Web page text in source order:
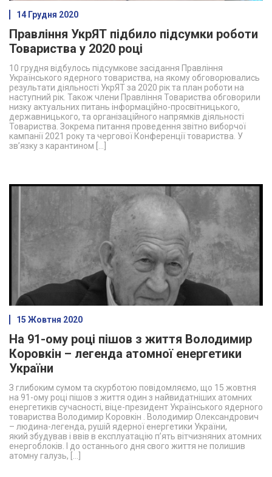
14 Грудня 2020
Правління УкрЯТ підбило підсумки роботи
Товариства у 2020 році
10 грудня відбулось підсумкове засідання Правління
Українського ядерного товариства, на якому обговорювались
результати діяльності УкрЯТ за 2020 рік та план роботи на
наступний рік. Також члени Правління Товариства обговорили
низку актуальних питань інформаційно-просвітницького,
державницького, та організаційного напрямків діяльності
Товариства. Зокрема питання проведення звітно виборчої
кампанії 2021 року та чергової Конференції товариства. У
зв’язку з карантином […]
15 Жовтня 2020
На 91-ому році пішов з життя Володимир
Коровкін – легенда атомної енергетики
України
З глибоким сумом та скурботою повідомляємо, що 15 жовтня
на 91-ому році пішов з життя один з найвидатніших атомних
енергетиків сучасності, віце-президент Українського ядерного
товариства Володимир Коровкін . Володимир Олександрович
– людина-легенда, рушій ядерної енергетики України,
який збудував і ввів в експлуатацію п’ять вітчизняних атомних
енергоблоків. І до останнього дня свого життя не полишив
атомну галузь, […]